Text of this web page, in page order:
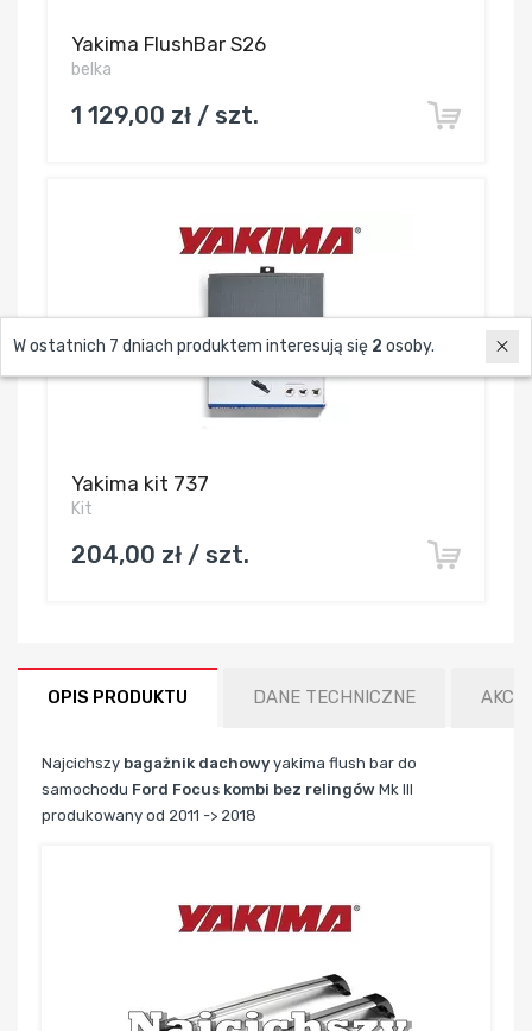
Yakima FlushBar S26
belka
1 129,00 zł / szt.
Yakima kit 737
Kit
204,00 zł / szt.
OPIS PRODUKTU DANE TECHNICZNE
Najcichszy bagażnik dachowy yakima flush bar do
samochodu Ford Focus kombi bez relingów Mk III
produkowany od 2011 -> 2018
W ostatnich 7 dniach produktem interesują się 2 osoby.